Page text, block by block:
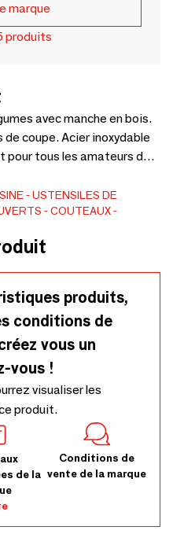
marque
produits
avec manche en bois.
coupe. Acier inoxydable
pour tous les amateurs de
: hauteur 26 cm,
USTENSILES DE
COUTEAUX
produits,
conditions de
vous un
vous !
visualiser les
produit.
de la
Conditions de
vente de la marque